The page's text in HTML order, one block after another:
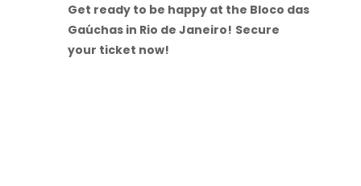
Get ready to be happy at the Bloco das
Gaúchas in Rio de Janeiro! Secure
your ticket now!